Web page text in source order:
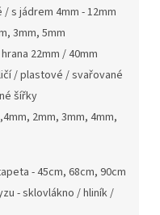
/ s jádrem 4mm - 12mm
3mm, 5mm
22mm / 40mm
/ plastové / svařované
šířky
2mm, 3mm, 4mm,
- 45cm, 68cm, 90cm
- sklovlákno / hliník /